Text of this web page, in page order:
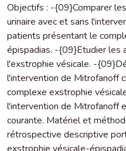
Objectifs : -{09}Comparer
urinaire avec et sans
patients présentant le
épispadias. -{09}Etudier les
l'exstrophie vésicale. -
l'intervention de Mitrofanoff
complexe exstrophie
l'intervention de Mitrofanoff
courante. Matériel et
rétrospective descriptive